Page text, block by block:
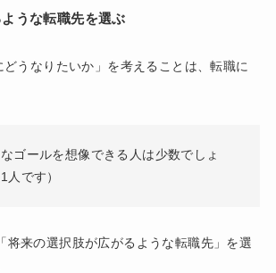
うな転職先を選ぶ
どうなりたいか」を考えることは、転職に
ゴールを想像できる人は少数でしょ
人です）
将来の選択肢が広がるような転職先」を選